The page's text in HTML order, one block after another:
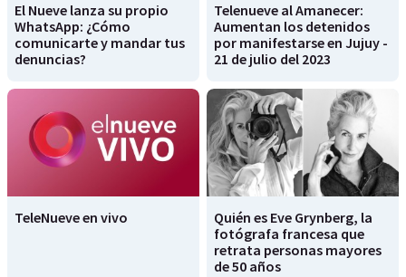
El Nueve lanza su propio
WhatsApp: ¿Cómo
comunicarte y mandar tus
denuncias?
Telenueve al Amanecer:
Aumentan los detenidos
por manifestarse en Jujuy -
21 de julio del 2023
TeleNueve en vivo
Quién es Eve Grynberg, la
fotógrafa francesa que
retrata personas mayores
de 50 años